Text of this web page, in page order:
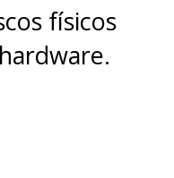
físicos